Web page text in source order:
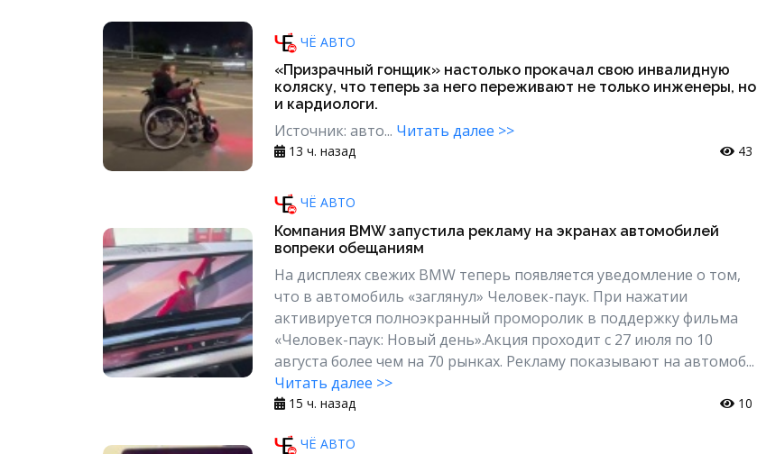
ЧЁ АВТО
«Призрачный гонщик» настолько прокачал свою инвалидную
коляску, что теперь за него переживают не только инженеры, но
и кардиологи.
Источник: авто... Читать далее >>
13 ч. назад 43
ЧЁ АВТО
Компания BMW запустила рекламу на экранах автомобилей
вопреки обещаниям
На дисплеях свежих BMW теперь появляется уведомление о том,
что в автомобиль «заглянул» Человек-паук. При нажатии
активируется полноэкранный проморолик в поддержку фильма
«Человек-паук: Новый день».Акция проходит с 27 июля по 10
августа более чем на 70 рынках. Рекламу показывают на автомоб...
Читать далее >>
15 ч. назад 10
ЧЁ АВТО